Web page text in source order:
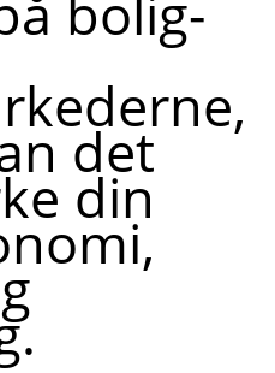
det
din